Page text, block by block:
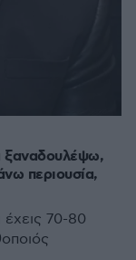
ξαναδουλέψω,
περιουσία,
70-80